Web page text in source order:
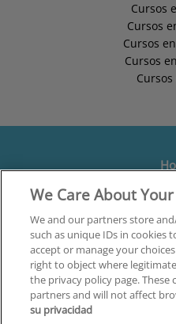
Cursos
Cursos
Cursos
Cursos
We Care About
We and our partners store
such as unique IDs in cookies
accept or manage your
right to object where
the privacy policy page. These
partners and will not affect
su privacidad